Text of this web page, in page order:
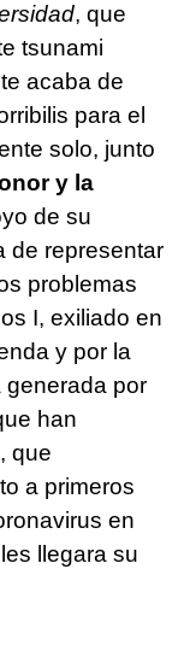
, que
tsunami
acaba de
para el
solo, junto
y la
de su
de representar
problemas
I, exiliado en
y por la
generada por
han
que
a primeros
en
llegara su